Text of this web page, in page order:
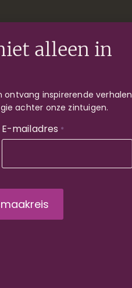
alleen in
ontvang inspirerende verhalen
achter onze zintuigen.
E-mailadres *